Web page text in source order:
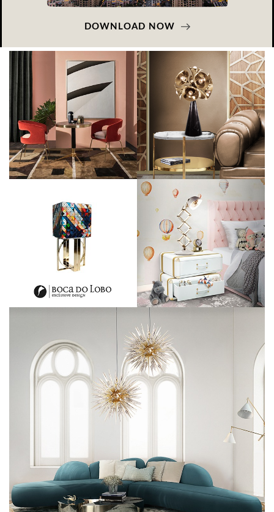
DOWNLOAD NOW